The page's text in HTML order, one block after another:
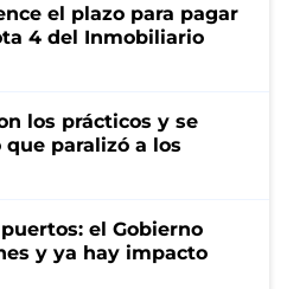
el plazo para pagar
4 del Inmobiliario
los prácticos y se
paralizó a los
el Gobierno
y ya hay impacto